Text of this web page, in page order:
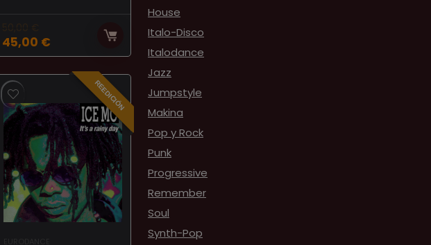
50,00 €
El
precio
era:
50,00 €.
45,00 €El
precio
actual
45,00 €.REEDICIÓN
House
Italo-Disco
Italodance
Jazz
Jumpstyle
Makina
Pop y Rock
Punk
Progressive
Remember
Soul
Synth-Pop